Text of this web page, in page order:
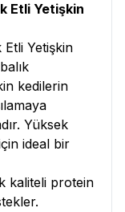
Etli Yetişkin
Etli Yetişkin
kedilerin
Yüksek
ideal bir
kaliteli protein